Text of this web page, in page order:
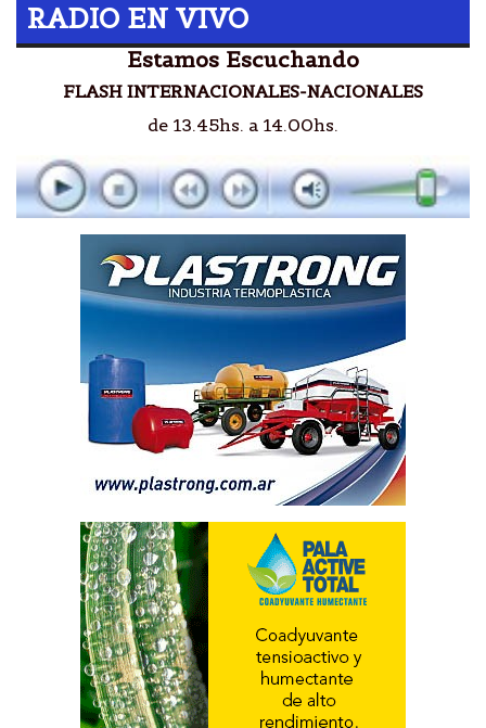
RADIO EN VIVO
Estamos Escuchando
FLASH INTERNACIONALES-NACIONALES
de 13.45hs. a 14.00hs.